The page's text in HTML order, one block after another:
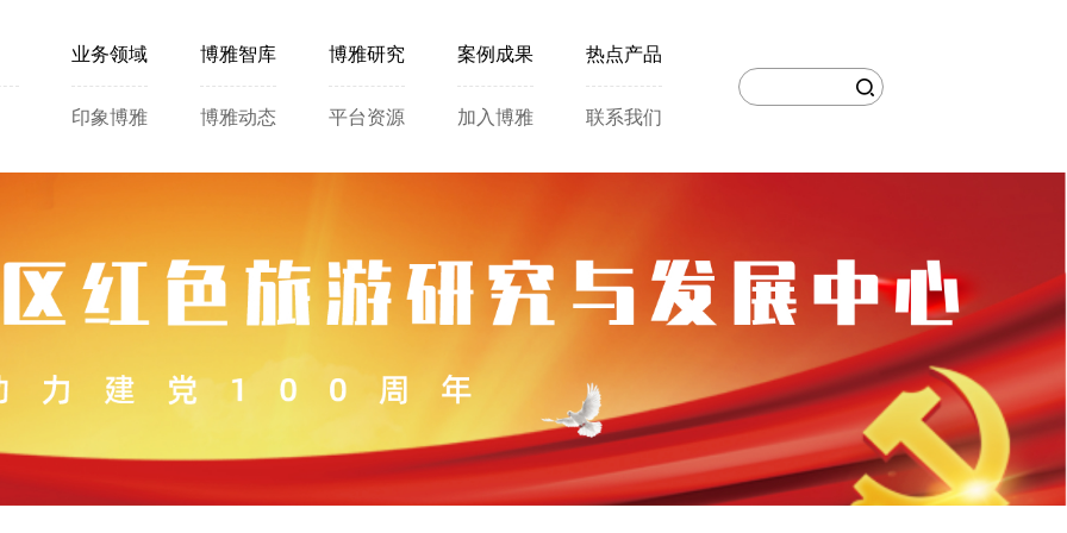
业务领域 博雅智库 博雅研究 案例成果 热点产品
印象博雅 博雅动态 平台资源 加入博雅 联系我们